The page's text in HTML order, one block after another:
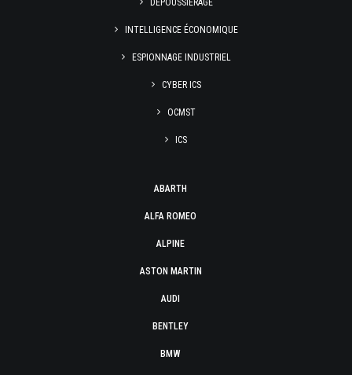
DÉPOUSSIÉRAGE
INTELLIGENCE ÉCONOMIQUE
ESPIONNAGE INDUSTRIEL
CYBER ICS
OCMST
ICS
ABARTH
ALFA ROMEO
ALPINE
ASTON MARTIN
AUDI
BENTLEY
BMW